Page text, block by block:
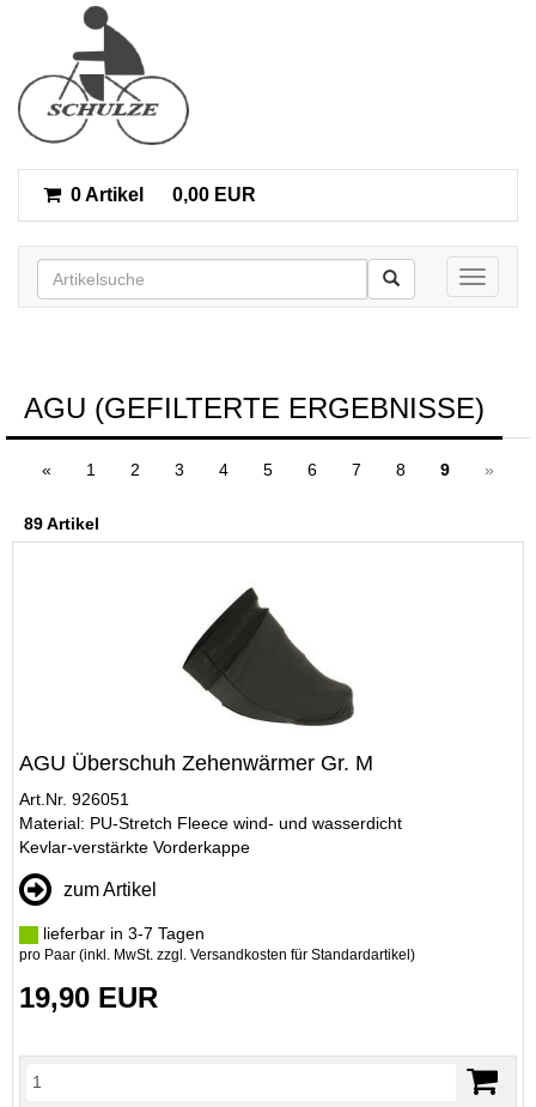
0 Artikel 0,00 EUR
Toggle
AGU (GEFILTERTE ERGEBNISSE)
« 1 2 3 4 5 6 7 8 9 »
89 Artikel
AGU Überschuh Zehenwärmer Gr. M
Art.Nr. 926051
Material: PU-Stretch Fleece wind- und wasserdicht
Kevlar-verstärkte Vorderkappe
zum Artikel
lieferbar in 3-7 Tagen
pro Paar (inkl. MwSt. zzgl. Versandkosten für Standardartikel )
19,90 EUR